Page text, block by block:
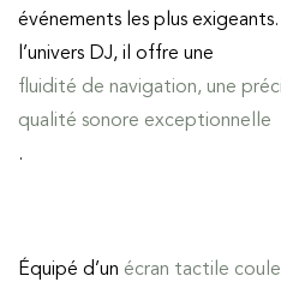
événements les plus
l’univers DJ, il offre une
fluidité de navigation, une
qualité sonore exceptionnelle
.
Équipé d’un écran tactile